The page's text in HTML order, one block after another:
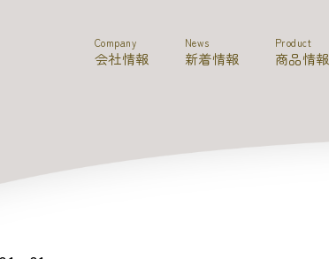
Company
会社情報
News
新着情報
Product
商品情報